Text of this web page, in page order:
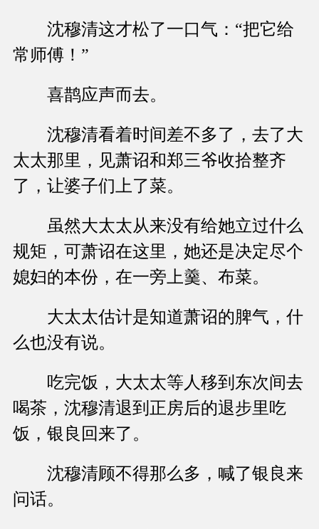
沈穆清这才松了一口气：“把它给
常师傅！”
喜鹊应声而去。
沈穆清看着时间差不多了，去了大
太太那里，见萧诏和郑三爷收拾整齐
了，让婆子们上了菜。
虽然大太太从来没有给她立过什么
规矩，可萧诏在这里，她还是决定尽个
媳妇的本份，在一旁上羹、布菜。
大太太估计是知道萧诏的脾气，什
么也没有说。
吃完饭，大太太等人移到东次间去
喝茶，沈穆清退到正房后的退步里吃
饭，银良回来了。
沈穆清顾不得那么多，喊了银良来
问话。